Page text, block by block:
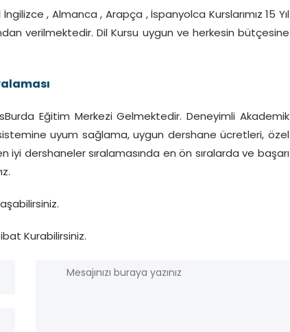
İngilizce , Almanca , Arapça , İspanyolca Kurslarımız 15 Yıl
verilmektedir. Dil Kursu uygun ve herkesin bütçesine
Eğitim Merkezi Gelmektedir. Deneyimli Akademik
uyum sağlama, uygun dershane ücretleri, özel
dershaneler sıralamasında en ön sıralarda ve başarı
Kurabilirsiniz.